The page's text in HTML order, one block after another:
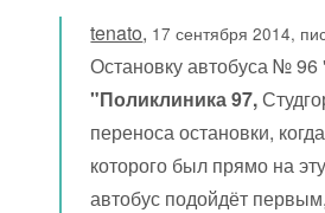
tenato, 17 сентября 2014,
Остановку автобуса № 96
"Поликлиника 97,
переноса остановки,
которого был прямо на
автобус подойдёт